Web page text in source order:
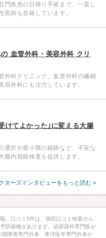
門疾患の日帰り手術まで、一貫し
医師も在籍しています。
血管外科・美容外科 クリ
外科クリニック。血管外科の繊細
容外科にも注力しています。
けてよかった｣に変える大腸
選択や最小限の鎮静など、不安な
腸内視鏡検査を提供します。
ターズインタビューをもっと読む »
、口コミ5件は、病院口コミ検索カル
防接種があります。泌尿器科専門医が
障害専門外来、東洋医学専門外来が